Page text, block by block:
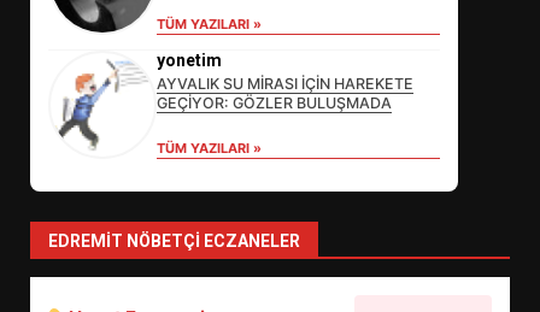
TÜM YAZILARI »
yonetim
AYVALIK SU MİRASI İÇİN HAREKETE
GEÇİYOR: GÖZLER BULUŞMADA
TÜM YAZILARI »
EDREMIT NÖBETÇI ECZANELER
EDREMİT’İN GURURU TÜRKİYE
FİNALİNDE NE BAŞARDI?
5
BALIKESİR MÜZELERİNDE SÜRE